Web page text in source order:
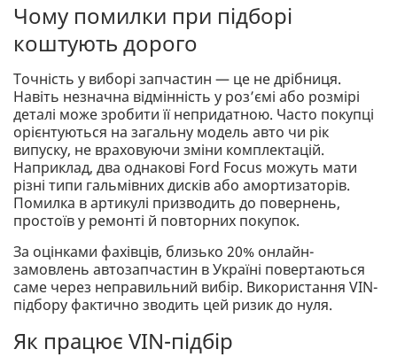
Чому помилки при підборі
коштують дорого
Точність у виборі запчастин — це не дрібниця.
Навіть незначна відмінність у роз’ємі або розмірі
деталі може зробити її непридатною. Часто покупці
орієнтуються на загальну модель авто чи рік
випуску, не враховуючи зміни комплектацій.
Наприклад, два однакові Ford Focus можуть мати
різні типи гальмівних дисків або амортизаторів.
Помилка в артикулі призводить до повернень,
простоїв у ремонті й повторних покупок.
За оцінками фахівців, близько 20% онлайн-
замовлень автозапчастин в Україні повертаються
саме через неправильний вибір. Використання VIN-
підбору фактично зводить цей ризик до нуля.
Як працює VIN-підбір